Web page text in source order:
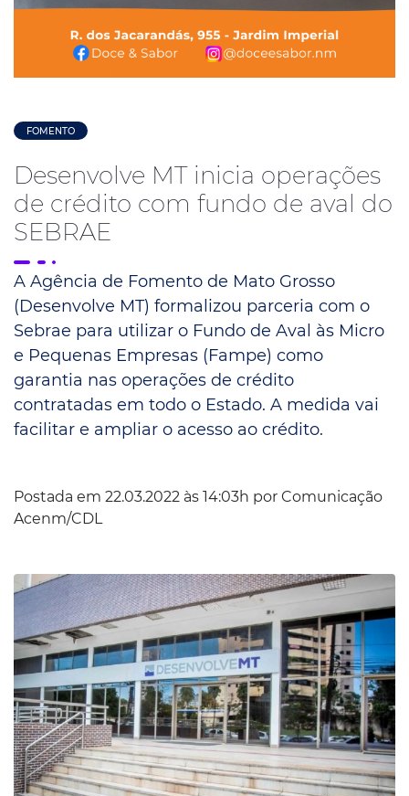
FOMENTO
Desenvolve MT inicia operações
de crédito com fundo de aval do
SEBRAE
A Agência de Fomento de Mato Grosso
(Desenvolve MT) formalizou parceria com o
Sebrae para utilizar o Fundo de Aval às Micro
e Pequenas Empresas (Fampe) como
garantia nas operações de crédito
contratadas em todo o Estado. A medida vai
facilitar e ampliar o acesso ao crédito.
Postada em 22.03.2022 às 14:03h por Comunicação
Acenm/CDL